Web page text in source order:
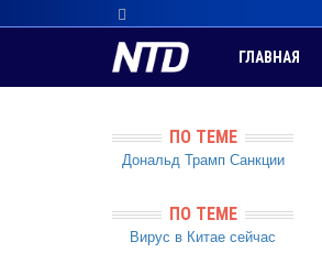
ГЛАВНАЯ
ПО ТЕМЕ
Дональд Трамп Санкции
ПО ТЕМЕ
Вирус в Китае сейчас